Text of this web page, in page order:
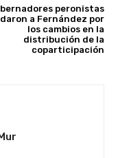
peronistas
a Fernández por
los cambios en la
distribución de la
coparticipación